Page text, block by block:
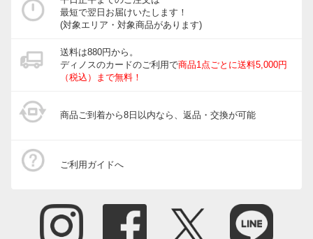
最短で翌日お届けいたします！
(対象エリア・対象商品があります)
送料は880円から。
ディノスのカードのご利用で商品1点ごとに送料5,000円
（税込）まで無料！
商品ご到着から8日以内なら、返品・交換が可能
ご利用ガイドへ